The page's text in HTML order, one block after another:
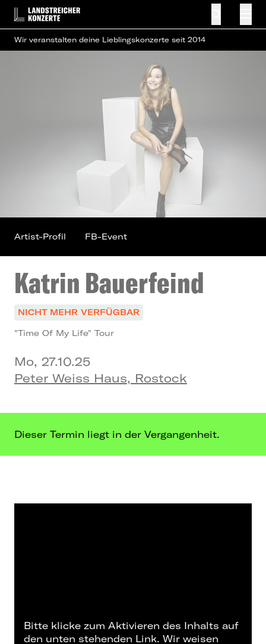
Wir veranstalten deine Lieblingskonzerte seit 2014
Katrin Bauerfeind
NICHT MEHR VERFÜGBAR
"Time Of My Life" Tour
Mo, 27.10.25
Peter Weiss Haus, Rostock
Artist-Profil FB-Event
Dieser Termin liegt in der Vergangenheit.
Bitte klicke zum Aktivieren des Inhalts auf
den unten stehenden Link. Wir weisen